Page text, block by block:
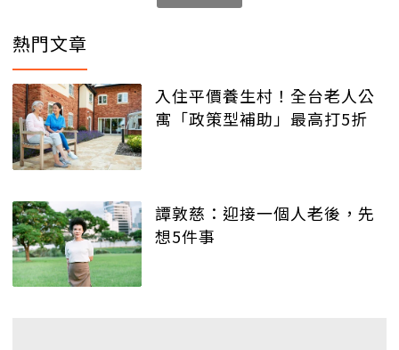
熱門文章
入住平價養生村！全台老人公
寓「政策型補助」最高打5折
譚敦慈：迎接一個人老後，先
想5件事